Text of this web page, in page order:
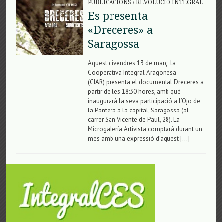
PUBLICACIONS / REVOLUCIÓ INTEGRAL
Es presenta
«Dreceres» a
Saragossa
Aquest divendres 13 de març la
Cooperativa Integral Aragonesa
(CIAR) presenta el documental Dreceres a
partir de les 18:30 hores, amb què
inaugurarà la seva participació a l’Ojo de
la Pantera a la capital, Saragossa (al
carrer San Vicente de Paul, 28). La
Microgalería Artivista comptarà durant un
mes amb una expressió d’aquest […]